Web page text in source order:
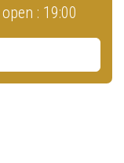
: 19:00